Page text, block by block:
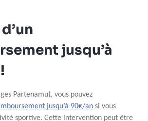
jusqu’à
Partenamut, vous pouvez
jusqu’à 90€/an si vous
sportive. Cette intervention peut être